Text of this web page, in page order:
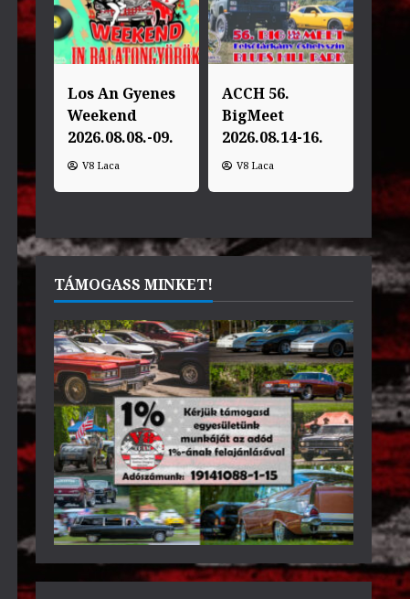
Los An Gyenes
Weekend
2026.08.08.-09.
V8 Laca
ACCH 56.
BigMeet
2026.08.14-16.
V8 Laca
TÁMOGASS MINKET!